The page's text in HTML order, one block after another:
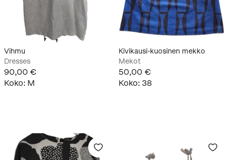
Vihmu
Dresses
90,00 €
Koko: M
Kivikausi-kuosinen mekko
Mekot
50,00 €
Koko: 38